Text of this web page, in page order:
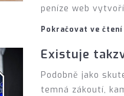
peníze web
Pokračovat ve čtení
Existuje
Podobně jako
temná zákoutí,